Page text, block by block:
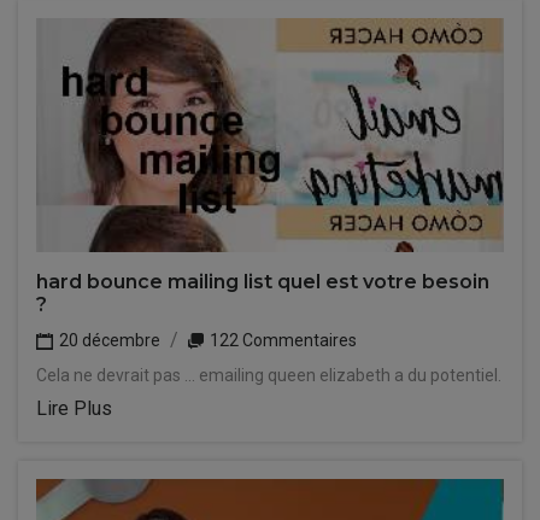
hard bounce mailing list quel est votre besoin
?
20 décembre
122 Commentaires
Cela ne devrait pas ... emailing queen elizabeth a du potentiel.
Lire Plus